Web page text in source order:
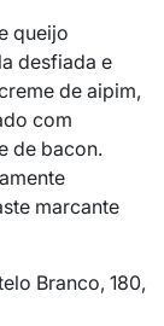
queijo
desfiada e
de aipim,
com
de bacon.
marcante
Branco, 180,